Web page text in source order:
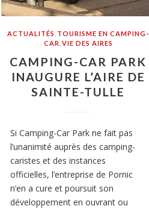
ACTUALITÉS TOURISME EN CAMPING-
CAR VIE DES AIRES
CAMPING-CAR PARK
INAUGURE L’AIRE DE
SAINTE-TULLE
Si Camping-Car Park ne fait pas
l’unanimité auprès des camping-
caristes et des instances
officielles, l’entreprise de Pornic
n’en a cure et poursuit son
développement en ouvrant ou